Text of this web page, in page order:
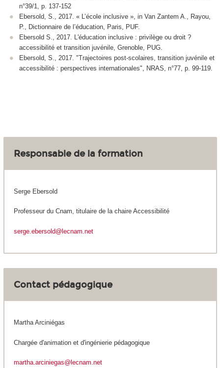
n°39/1, p. 137-152
Ebersold, S., 2017. « L’école inclusive », in Van Zantem A., Rayou,
P., Dictionnaire de l’éducation, Paris, PUF.
Ebersold S., 2017. L'éducation inclusive : privilège ou droit ?
accessibilité et transition juvénile, Grenoble, PUG.
Ebersold, S., 2017. "Trajectoires post-scolaires, transition juvénile et
accessibilité : perspectives internationales", NRAS, n°77, p. 99-119.
Responsable de la formation
Serge Ebersold
Professeur du Cnam, titulaire de la chaire Accessibilité
serge.ebersold@lecnam.net
Contact pédagogique
Martha Arciniégas
Chargée d'animation et d'ingénierie pédagogique
martha.arciniegas@lecnam.net